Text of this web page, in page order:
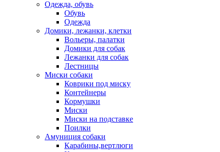
Одежда, обувь
Обувь
Одежда
Домики, лежанки, клетки
Вольеры, палатки
Домики для собак
Лежанки для собак
Лестницы
Миски собаки
Коврики под миску
Контейнеры
Кормушки
Миски
Миски на подставке
Поилки
Амуниция собаки
Карабины,вертлюги